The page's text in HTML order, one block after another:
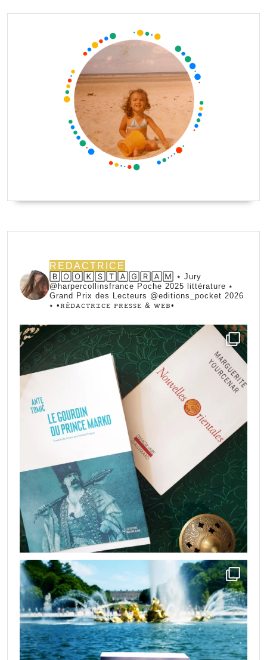
REDACTRICE
🄱🄾🄾🄺🅂🅃🄰🄶🅁🄰🄼 ⭑ Jury
@harpercollinsfrance Poche 2025 littérature ⭑
Grand Prix des Lecteurs @editions_pocket 2026
⭑ •ꭱꭼ́ꭰꭺꮯꭲꭱꮖꮯꭼ ꮲꭱꭼꮪꮪꭼ & ꮃꭼᏼ•